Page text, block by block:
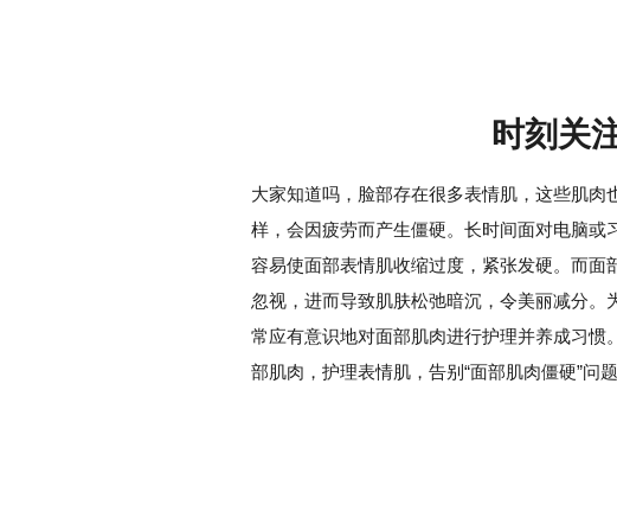
时刻关
大家知道吗，脸部存在很多表情肌，这些肌肉
样，会因疲劳而产生僵硬。长时间面对电脑或
容易使面部表情肌收缩过度，紧张发硬。而面
忽视，进而导致肌肤松弛暗沉，令美丽减分。
常应有意识地对面部肌肉进行护理并养成习惯
部肌肉，护理表情肌，告别“面部肌肉僵硬”问题